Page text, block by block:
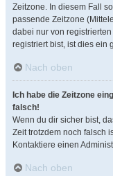
Zeitzone. In diesem Fall
passende Zeitzone
dabei nur von
registriert bist, ist dies ein
Nach oben
Ich habe die Zeitzone
falsch!
Wenn du dir sicher bist,
Zeit trotzdem noch falsch
Kontaktiere einen
Nach oben